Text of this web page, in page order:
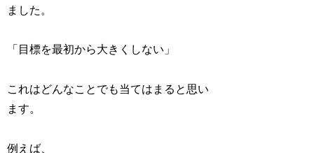
ました。
「目標を最初から大きくしない」
これはどんなことでも当てはまると思い
ます。
例えば、